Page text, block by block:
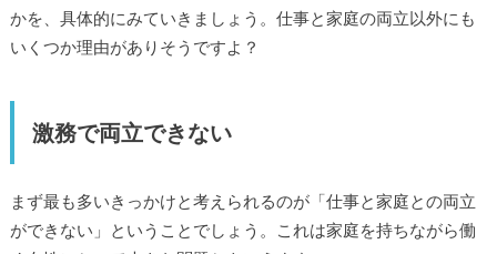
かを、具体的にみていきましょう。仕事と家庭の両立以外にも
いくつか理由がありそうですよ？
激務で両立できない
まず最も多いきっかけと考えられるのが「仕事と家庭との両立
ができない」ということでしょう。これは家庭を持ちながら働